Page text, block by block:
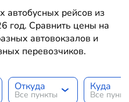
автобусных рейсов из
год. Сравнить цены на
автовокзалов и
перевозчиков.
Откуда
Все пункты
Куда
Все